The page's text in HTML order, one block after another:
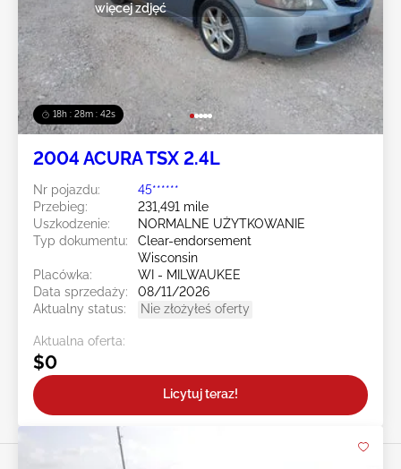
18h : 28m : 39s
więcej zdjęć
2004 ACURA TSX 2.4L
Nr pojazdu:
45******
Przebieg:
231,491 mile
Uszkodzenie:
NORMALNE UŻYTKOWANIE
Typ dokumentu:
Clear-endorsement
Wisconsin
Placówka:
WI - MILWAUKEE
Data sprzedaży:
08/11/2026
Aktualny status:
Nie złożyłeś oferty
Aktualna oferta:
$0
Licytuj teraz!